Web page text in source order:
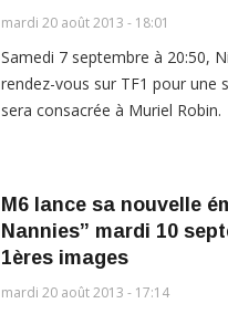
mardi 20 août 2013 - 18:01
Samedi 7 septembre à 20:50,
rendez-vous sur TF1 pour une
sera consacrée à Muriel Robin.
M6 lance sa nouvelle
Nannies” mardi 10
1ères images
mardi 20 août 2013 - 17:14